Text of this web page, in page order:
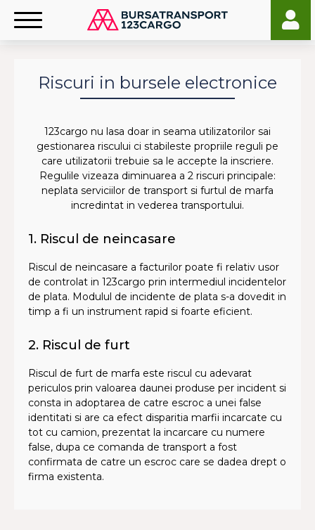
Riscuri in bursele electronice
123cargo nu lasa doar in seama utilizatorilor sai
gestionarea riscului ci stabileste propriile reguli pe
care utilizatorii trebuie sa le accepte la inscriere.
Regulile vizeaza diminuarea a 2 riscuri principale:
neplata serviciilor de transport si furtul de marfa
incredintat in vederea transportului.
1. Riscul de neincasare
Riscul de neincasare a facturilor poate fi relativ usor
de controlat in 123cargo prin intermediul incidentelor
de plata. Modulul de incidente de plata s-a dovedit in
timp a fi un instrument rapid si foarte eficient.
2. Riscul de furt
Riscul de furt de marfa este riscul cu adevarat
periculos prin valoarea daunei produse per incident si
consta in adoptarea de catre escroc a unei false
identitati si are ca efect disparitia marfii incarcate cu
tot cu camion, prezentat la incarcare cu numere
false, dupa ce comanda de transport a fost
confirmata de catre un escroc care se dadea drept o
firma existenta.